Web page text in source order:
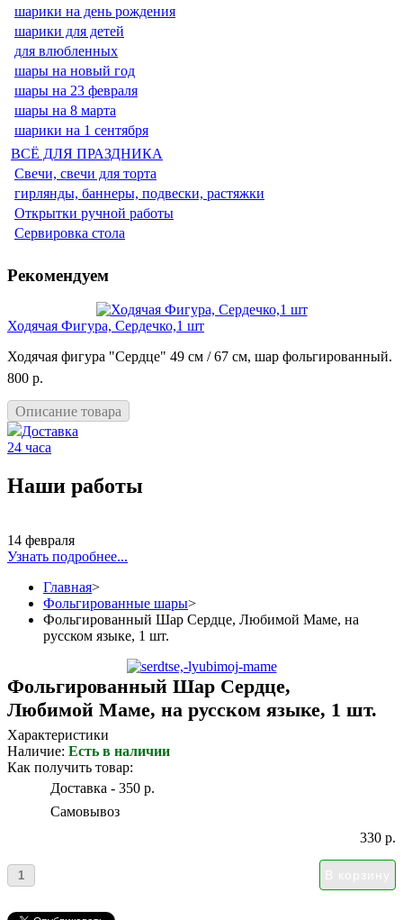
шарики на день рождения
шарики для детей
для влюбленных
шары на новый год
шары на 23 февраля
шары на 8 марта
шарики на 1 сентября
ВСЁ ДЛЯ ПРАЗДНИКА
Свечи, свечи для торта
гирлянды, баннеры, подвески, растяжки
Открытки ручной работы
Сервировка стола
Рекомендуем
Ходячая Фигура, Сердечко,1 шт
Ходячая фигура "Сердце" 49 см / 67 см, шар фольгированный.
800 р.
Описание товара
Доставка
24 часа
Наши работы
14 февраля
Узнать подробнее...
Главная>
Фольгированные шары>
Фольгированный Шар Сердце, Любимой Маме, на
русском языке, 1 шт.
Фольгированный Шар Сердце,
Любимой Маме, на русском языке, 1 шт.
Характеристики
Наличие: Есть в наличии
Как получить товар:
Доставка - 350 р.
Самовывоз
330 р.